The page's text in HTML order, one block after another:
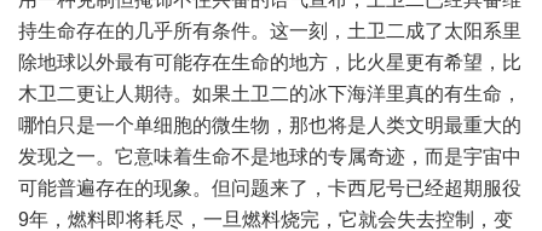
持生命存在的几乎所有条件。这一刻，土卫二成了太阳系里
除地球以外最有可能存在生命的地方，比火星更有希望，比
木卫二更让人期待。如果土卫二的冰下海洋里真的有生命，
哪怕只是一个单细胞的微生物，那也将是人类文明最重大的
发现之一。它意味着生命不是地球的专属奇迹，而是宇宙中
可能普遍存在的现象。但问题来了，卡西尼号已经超期服役
9年，燃料即将耗尽，一旦燃料烧完，它就会失去控制，变